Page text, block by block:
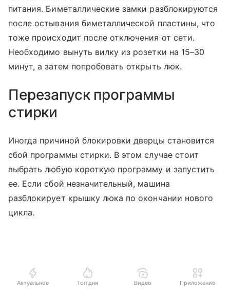
питания. Биметаллические замки разблокируются
после остывания биметаллической пластины, что
тоже происходит после отключения от сети.
Необходимо вынуть вилку из розетки на 15–30
минут, а затем попробовать открыть люк.
Перезапуск программы
стирки
Иногда причиной блокировки дверцы становится
сбой программы стирки. В этом случае стоит
выбрать любую короткую программу и запустить
ее. Если сбой незначительный, машина
разблокирует крышку люка по окончании нового
цикла.
Актуальное Топ дня Видео Приложение